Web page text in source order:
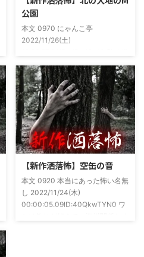
公園
本文 0970 にゃんこ亭
2022/11/26(土)
に言うオカルト系な話がまあまあ
好きで、最近占いとかを副業で始
めてた。今はちょっとメンタルの
状況やらで退いたけど実力試しも
かねてSNSでフォロワー相手に占
いとかしていたもんです。実力
は・・・ありがたいことに当たっ
た！ドンピシャ！と嬉しい声もあ
合ったのが大学生のAちゃん。彼
女もオカルト系な話が好きで(そ
もそも仲良くなったのは北の大地
が舞台の金塊を巡る漫画)ちょく
【新作洒落怖】空缶の音
本文 0920 本当にあった怖い名無
し 2022/11/24(木)
00:00:05.09ID:40QkwTYN0 ワ